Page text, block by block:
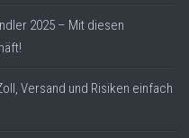
2025 – Mit diesen
Versand und Risiken einfach